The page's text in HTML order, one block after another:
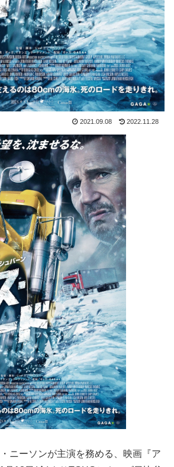
2021.09.08 2022.11.28
ニーソンが主演を務める、映画『ア